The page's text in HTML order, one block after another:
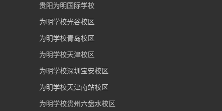
贵阳为明国际学校
为明学校光谷校区
为明学校青岛校区
为明学校天津校区
为明学校深圳宝安校区
为明学校天津南站校区
为明学校贵州六盘水校区